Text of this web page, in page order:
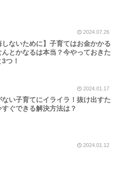
2024.07.26
しないために】子育てはお金かかる
んとかなるは本当？今やっておきた
つ！
2024.01.17
ない子育てにイライラ！抜け出すた
すぐできる解決方法は？
2024.01.12